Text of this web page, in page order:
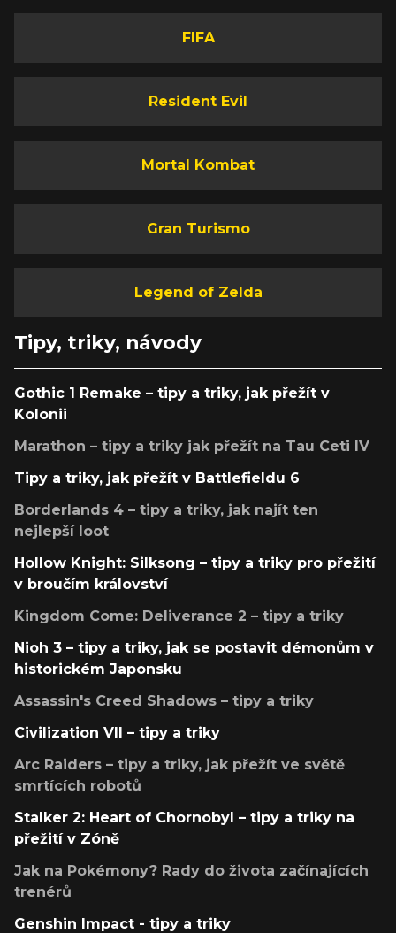
FIFA
Resident Evil
Mortal Kombat
Gran Turismo
Legend of Zelda
Tipy, triky, návody
Gothic 1 Remake – tipy a triky, jak přežít v
Kolonii
Marathon – tipy a triky jak přežít na Tau Ceti IV
Tipy a triky, jak přežít v Battlefieldu 6
Borderlands 4 – tipy a triky, jak najít ten
nejlepší loot
Hollow Knight: Silksong – tipy a triky pro přežití
v broučím království
Kingdom Come: Deliverance 2 – tipy a triky
Nioh 3 – tipy a triky, jak se postavit démonům v
historickém Japonsku
Assassin's Creed Shadows – tipy a triky
Civilization VII – tipy a triky
Arc Raiders – tipy a triky, jak přežít ve světě
smrtících robotů
Stalker 2: Heart of Chornobyl – tipy a triky na
přežití v Zóně
Jak na Pokémony? Rady do života začínajících
trenérů
Genshin Impact - tipy a triky